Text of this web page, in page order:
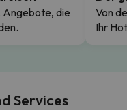
Angebote, die
Von
Ihr
Services